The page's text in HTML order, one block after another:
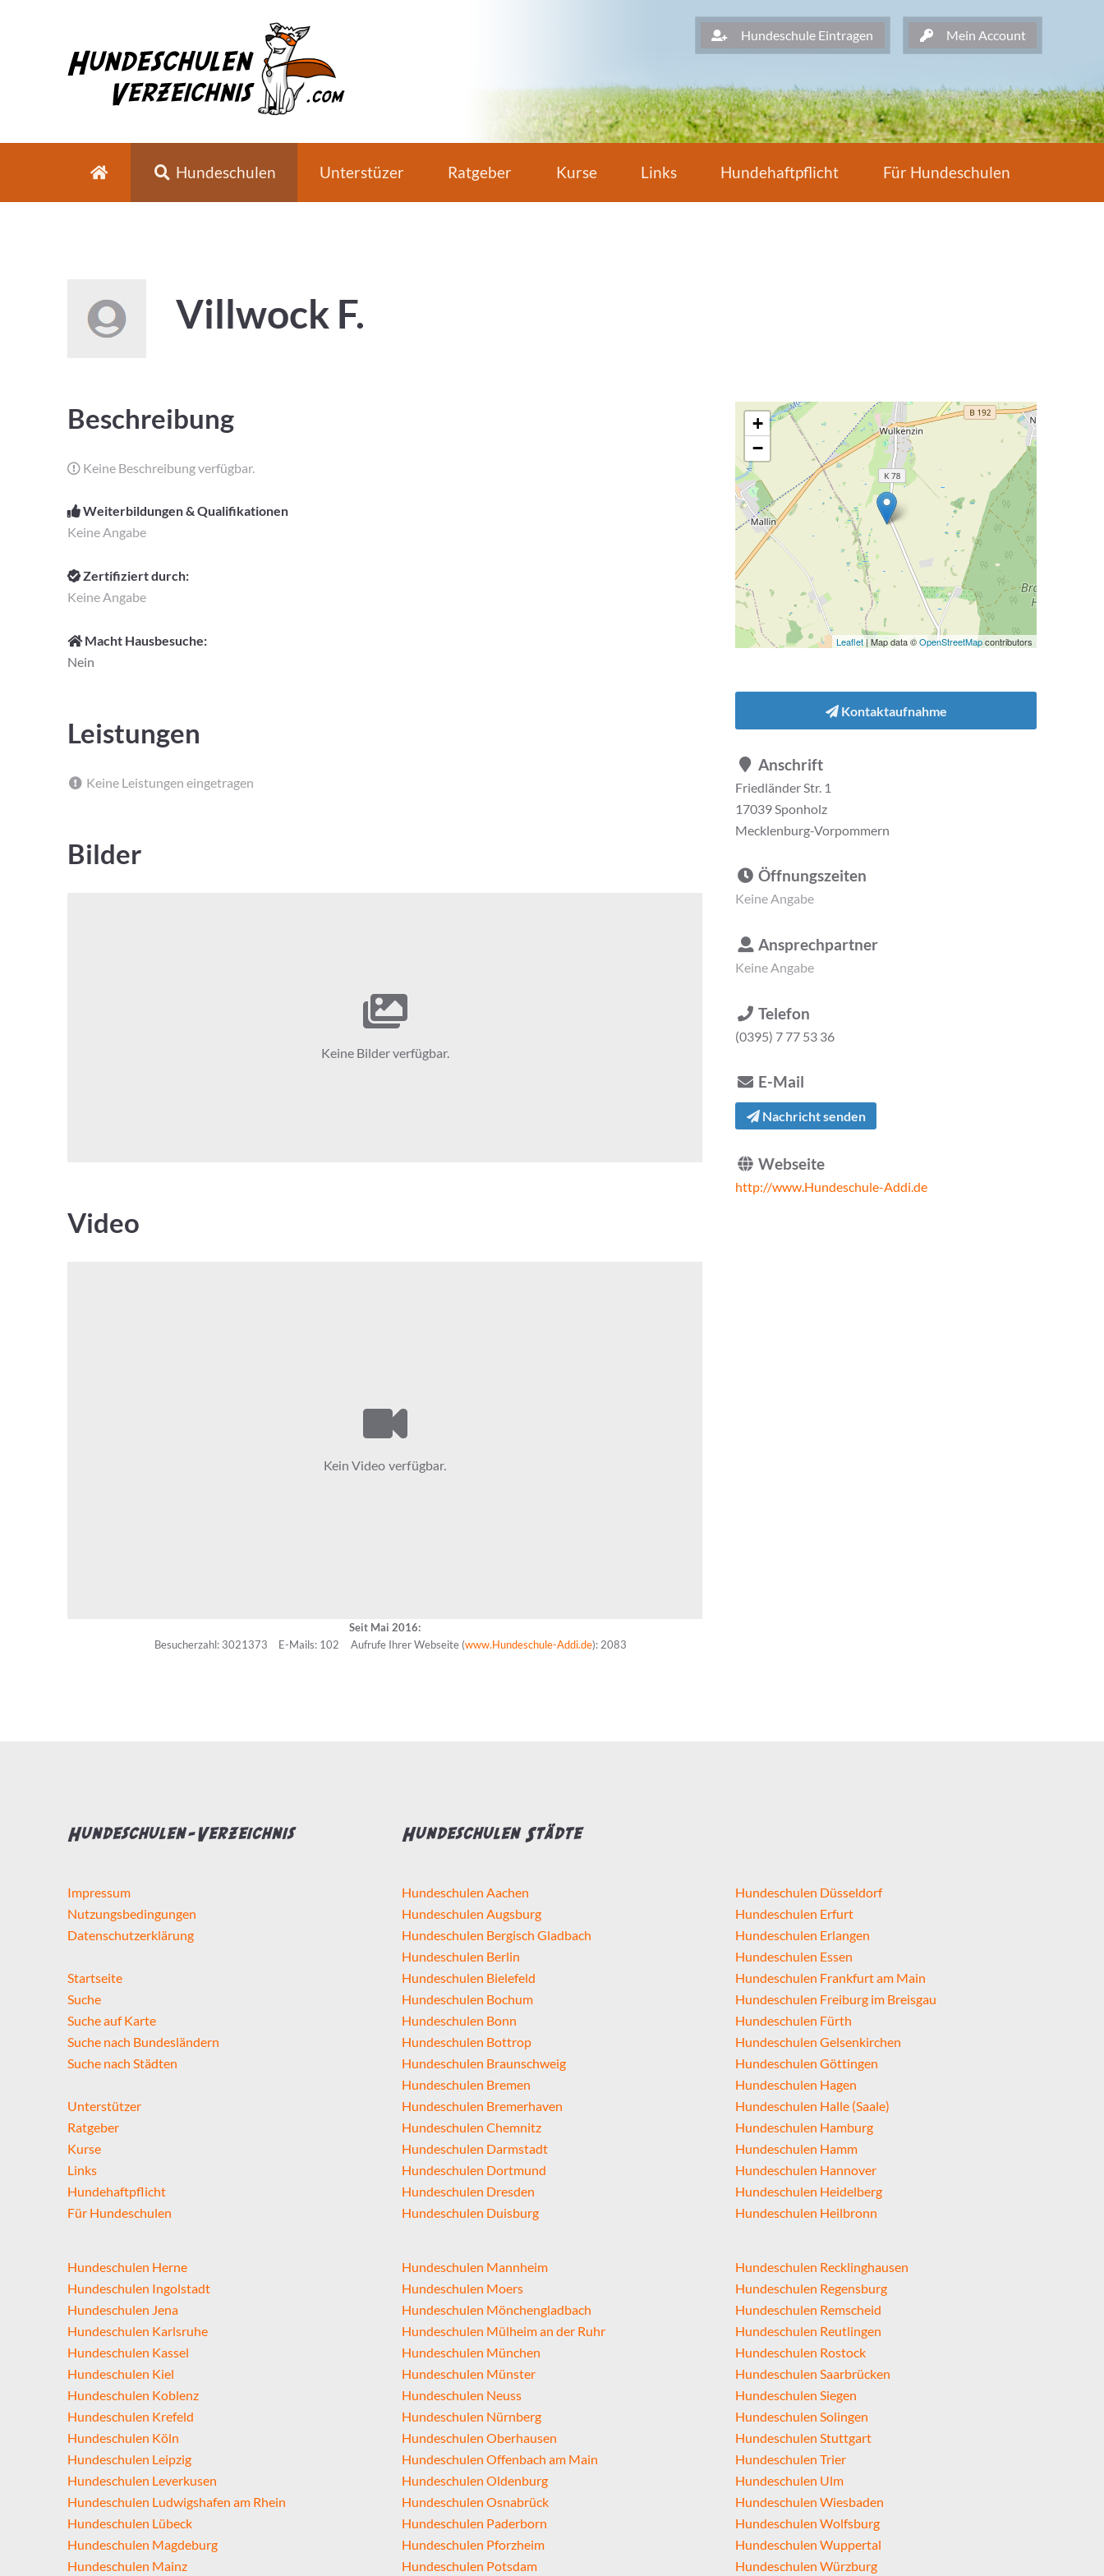
Hundeschule Eintragen Mein Account
Hundeschulen Unterstüzer Ratgeber Kurse Links Hundehaftpflicht Für Hundeschulen
Villwock F.
Beschreibung
Keine Beschreibung verfügbar.
Weiterbildungen & Qualifikationen
Keine Angabe
Zertifiziert durch:
Keine Angabe
Macht Hausbesuche:
Nein
Leistungen
Keine Leistungen eingetragen
Bilder
Keine Bilder verfügbar.
Video
Seit Mai 2016:
Besucherzahl: 3021373
E-Mails: 102 Aufrufe Ihrer Webseite (www.Hundeschule-Addi.de): 2083
+
−
Leaflet| Map data ©OpenStreetMapcontributors
Kontaktaufnahme
Anschrift
Friedländer Str. 1
17039 Sponholz
Mecklenburg-Vorpommern
Öffnungszeiten
Keine Angabe
Ansprechpartner
Keine Angabe
Telefon
(0395) 7 77 53 36
E-Mail
Nachricht senden
Webseite
http://www.Hundeschule-Addi.de
Hundeschulen-Verzeichnis
Impressum
Nutzungsbedingungen
Datenschutzerklärung
Startseite
Suche
Suche auf Karte
Suche nach Bundesländern
Suche nach Städten
Unterstützer
Ratgeber
Kurse
Links
Hundehaftpflicht
Für Hundeschulen
Hundeschulen Städte
Hundeschulen Aachen
Hundeschulen Augsburg
Hundeschulen Bergisch Gladbach
Hundeschulen Berlin
Hundeschulen Bielefeld
Hundeschulen Bochum
Hundeschulen Bonn
Hundeschulen Bottrop
Hundeschulen Braunschweig
Hundeschulen Bremen
Hundeschulen Bremerhaven
Hundeschulen Chemnitz
Hundeschulen Darmstadt
Hundeschulen Dortmund
Hundeschulen Dresden
Hundeschulen Duisburg
Hundeschulen Düsseldorf
Hundeschulen Erfurt
Hundeschulen Erlangen
Hundeschulen Essen
Hundeschulen Frankfurt am Main
Hundeschulen Freiburg im Breisgau
Hundeschulen Fürth
Hundeschulen Gelsenkirchen
Hundeschulen Göttingen
Hundeschulen Hagen
Hundeschulen Halle (Saale)
Hundeschulen Hamburg
Hundeschulen Hamm
Hundeschulen Hannover
Hundeschulen Heidelberg
Hundeschulen Heilbronn
Hundeschulen Herne
Hundeschulen Ingolstadt
Hundeschulen Jena
Hundeschulen Karlsruhe
Hundeschulen Kassel
Hundeschulen Kiel
Hundeschulen Koblenz
Hundeschulen Krefeld
Hundeschulen Köln
Hundeschulen Leipzig
Hundeschulen Leverkusen
Hundeschulen Ludwigshafen am Rhein
Hundeschulen Lübeck
Hundeschulen Magdeburg
Hundeschulen Mainz
Hundeschulen Mannheim
Hundeschulen Moers
Hundeschulen Mönchengladbach
Hundeschulen Mülheim an der Ruhr
Hundeschulen München
Hundeschulen Münster
Hundeschulen Neuss
Hundeschulen Nürnberg
Hundeschulen Oberhausen
Hundeschulen Offenbach am Main
Hundeschulen Oldenburg
Hundeschulen Osnabrück
Hundeschulen Paderborn
Hundeschulen Pforzheim
Hundeschulen Potsdam
Hundeschulen Recklinghausen
Hundeschulen Regensburg
Hundeschulen Remscheid
Hundeschulen Reutlingen
Hundeschulen Rostock
Hundeschulen Saarbrücken
Hundeschulen Siegen
Hundeschulen Solingen
Hundeschulen Stuttgart
Hundeschulen Trier
Hundeschulen Ulm
Hundeschulen Wiesbaden
Hundeschulen Wolfsburg
Hundeschulen Wuppertal
Hundeschulen Würzburg